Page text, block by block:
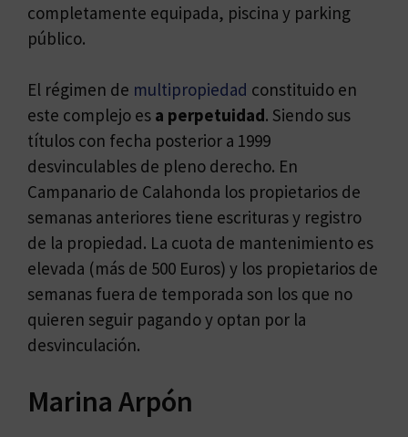
completamente equipada, piscina y parking
público.
El régimen de multipropiedad constituido en
este complejo es a perpetuidad. Siendo sus
títulos con fecha posterior a 1999
desvinculables de pleno derecho. En
Campanario de Calahonda los propietarios de
semanas anteriores tiene escrituras y registro
de la propiedad. La cuota de mantenimiento es
elevada (más de 500 Euros) y los propietarios de
semanas fuera de temporada son los que no
quieren seguir pagando y optan por la
desvinculación.
Marina Arpón